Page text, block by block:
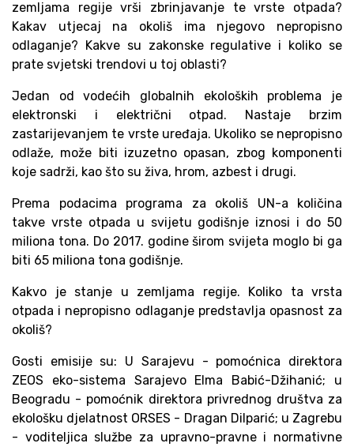
zemljama regije vrši zbrinjavanje te vrste otpada?
Kakav utjecaj na okoliš ima njegovo nepropisno
odlaganje? Kakve su zakonske regulative i koliko se
prate svjetski trendovi u toj oblasti?
Jedan od vodećih globalnih ekoloških problema je
elektronski i električni otpad. Nastaje brzim
zastarijevanjem te vrste uređaja. Ukoliko se nepropisno
odlaže, može biti izuzetno opasan, zbog komponenti
koje sadrži, kao što su živa, hrom, azbest i drugi.
Prema podacima programa za okoliš UN-a količina
takve vrste otpada u svijetu godišnje iznosi i do 50
miliona tona. Do 2017. godine širom svijeta moglo bi ga
biti 65 miliona tona godišnje.
Kakvo je stanje u zemljama regije. Koliko ta vrsta
otpada i nepropisno odlaganje predstavlja opasnost za
okoliš?
Gosti emisije su: U Sarajevu - pomoćnica direktora
ZEOS eko-sistema Sarajevo Elma Babić-Džihanić; u
Beogradu - pomoćnik direktora privrednog društva za
ekološku djelatnost ORSES - Dragan Dilparić; u Zagrebu
- voditeljica službe za upravno-pravne i normativne